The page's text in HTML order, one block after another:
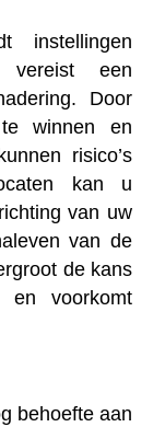
instellingen
vereist een
Door
winnen en
risico’s
kan u
van uw
van de
de kans
en voorkomt
behoefte aan